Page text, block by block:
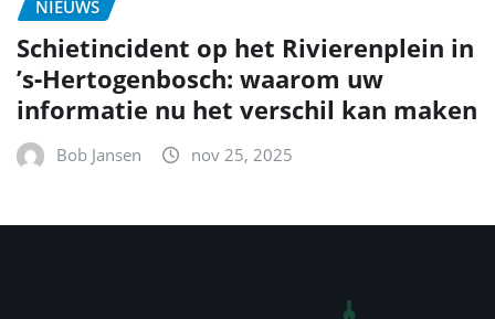
NIEUWS
Schietincident op het Rivierenplein in
’s‑Hertogenbosch: waarom uw
informatie nu het verschil kan maken
Bob Jansen nov 25, 2025